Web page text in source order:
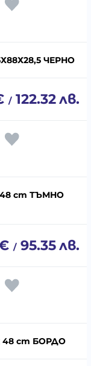
ЧЕРНО
/ 122.32лв.
48 cm ТЪМНО
/ 95.35лв.
48 cm БОРДО